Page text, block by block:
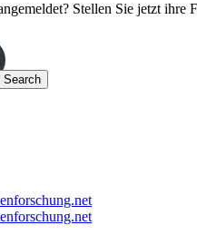
Stellen Sie jetzt ihre
Search